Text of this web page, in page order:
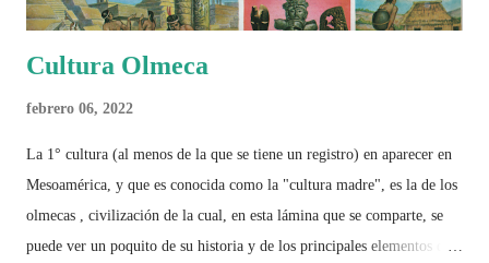
Cultura Olmeca
febrero 06, 2022
La 1° cultura (al menos de la que se tiene un registro) en aparecer en
Mesoamérica, y que es conocida como la "cultura madre", es la de los
olmecas , civilización de la cual, en esta lámina que se comparte, se
puede ver un poquito de su historia y de los principales elementos que